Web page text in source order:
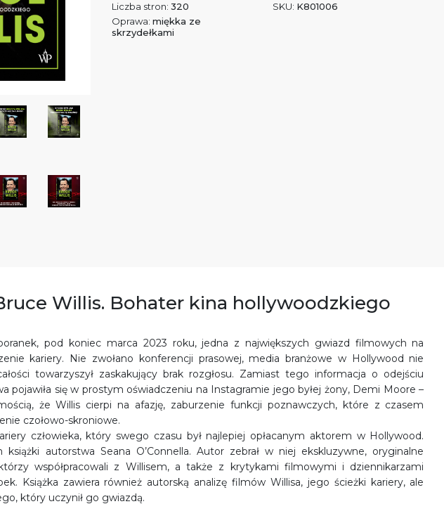
Liczba stron: 320
Oprawa: miękka ze
skrzydełkami
SKU: K801006
Willis. Bohater kina hollywoodzkiego
pod koniec marca 2023 roku, jedna z największych gwiazd filmowych na
kariery. Nie zwołano konferencji prasowej, media branżowe w Hollywood nie
towarzyszył zaskakujący brak rozgłosu. Zamiast tego informacja o odejściu
pojawiła się w prostym oświadczeniu na Instagramie jego byłej żony, Demi Moore –
że Willis cierpi na afazję, zaburzenie funkcji poznawczych, które z czasem
czołowo-skroniowe.
człowieka, który swego czasu był najlepiej opłacanym aktorem w Hollywood.
autorstwa Seana O’Connella. Autor zebrał w niej ekskluzywne, oryginalne
współpracowali z Willisem, a także z krytykami filmowymi i dziennikarzami
Książka zawiera również autorską analizę filmów Willisa, jego ścieżki kariery, ale
który uczynił go gwiazdą.